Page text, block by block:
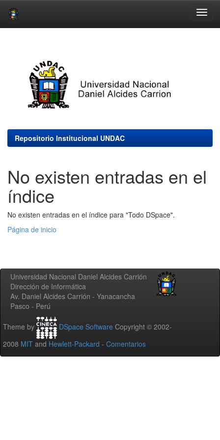
Repositorio Institucional UNDAC
No existen entradas en el
índice
No existen entradas en el índice para "Todo DSpace".
Página de inicio
Universidad Nacional Daniel Alcides Carrión
Dirección de Informática
Av. Daniel Alcides Carrión - Yanacancha
Pasco - Perú
Theme by DSpace Software Copyright © 2002-
2008 MIT and Hewlett-Packard - Comentarios